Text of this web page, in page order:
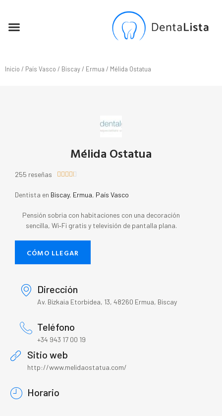
Inicio / País Vasco / Biscay/ Ermua / Mélida Ostatua
Mélida Ostatua
255 reseñas     
Dentista en Biscay, Ermua, País Vasco
Pensión sobria con habitaciones con una decoración
sencilla, Wi‑Fi gratis y televisión de pantalla plana.
CÓMO LLEGAR
Dirección
Av. Bizkaia Etorbidea, 13, 48260 Ermua, Biscay
Teléfono
+34 943 17 00 19
Sitio web
http://www.melidaostatua.com/
Horario